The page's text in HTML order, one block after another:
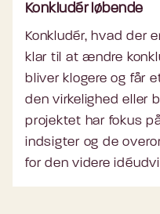
Konkludér løbende
Konkludér, hvad der
klar til at ændre
bliver klogere og får
den virkelighed eller
projektet har fokus
indsigter og de
for den videre